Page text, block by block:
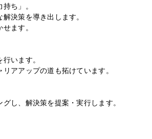
ち」。
決策を導き出します。
ます。
います。
アアップの道も拓けています。
し、解決策を提案・実行します。